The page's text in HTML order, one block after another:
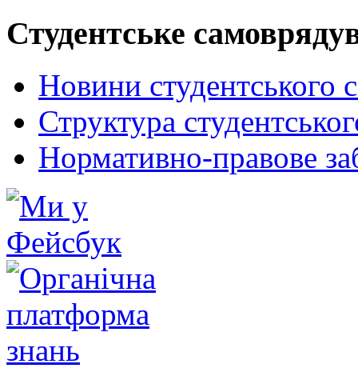
Студентське
Новини студентського
Структура
Нормативно-правове